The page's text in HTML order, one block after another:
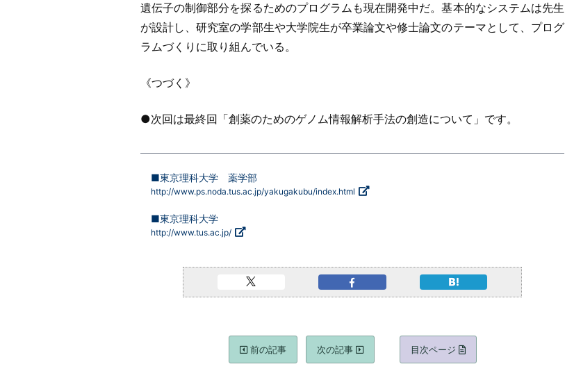
遺伝子の制御部分を探るためのプログラムも現在開発中だ。基本的なシステムは先生
が設計し、研究室の学部生や大学院生が卒業論文や修士論文のテーマとして、プログ
ラムづくりに取り組んでいる。
《つづく》
●次回は最終回「創薬のためのゲノム情報解析手法の創造について」です。
■東京理科大学 薬学部
http://www.ps.noda.tus.ac.jp/yakugakubu/index.html
■東京理科大学
http://www.tus.ac.jp/
前の記事 次の記事 目次ページ